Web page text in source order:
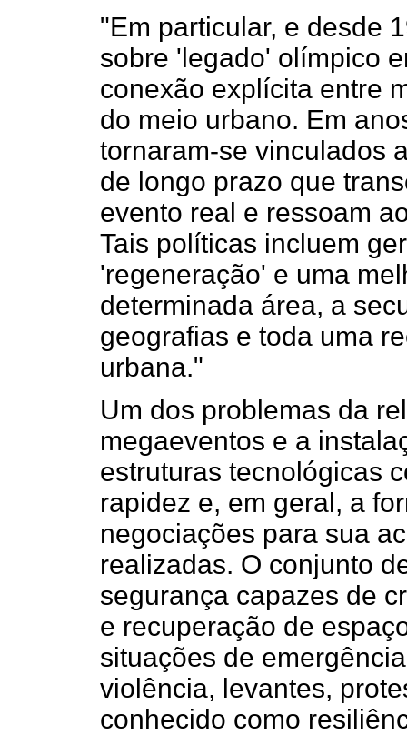
"Em particular, e desde
sobre 'legado' olímpico
conexão explícita entre
do meio urbano. Em
tornaram-se vinculados
de longo prazo que
evento real e ressoam
Tais políticas incluem
'regeneração' e uma
determinada área, a
geografias e toda uma
urbana."
Um dos problemas da
megaeventos e a
estruturas tecnológicas
rapidez e, em geral, a
negociações para sua
realizadas. O conjunto
segurança capazes de
e recuperação de
situações de
violência, levantes,
conhecido como